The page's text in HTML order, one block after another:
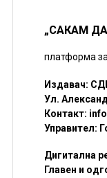
„САКАМ
платформа
Издавач:
Ул.
Контакт:
Управител:
Дигитална
Главен и